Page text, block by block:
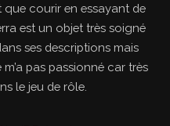
courir en essayant de
est un objet très soigné
ses descriptions mais
pas passionné car très
le jeu de rôle.